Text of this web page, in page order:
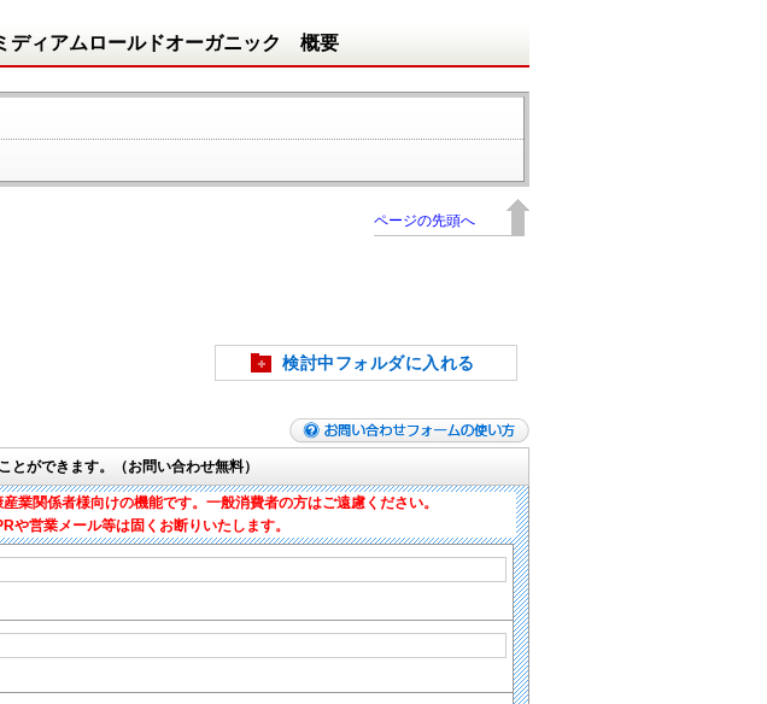
ディアムロールドオーガニック 概要
ページの先頭へ
検討中フォルダに入れる
とができます。（お問い合わせ無料）
業関係者様向けの機能です。一般消費者の方はご遠慮ください。
や営業メール等は固くお断りいたします。